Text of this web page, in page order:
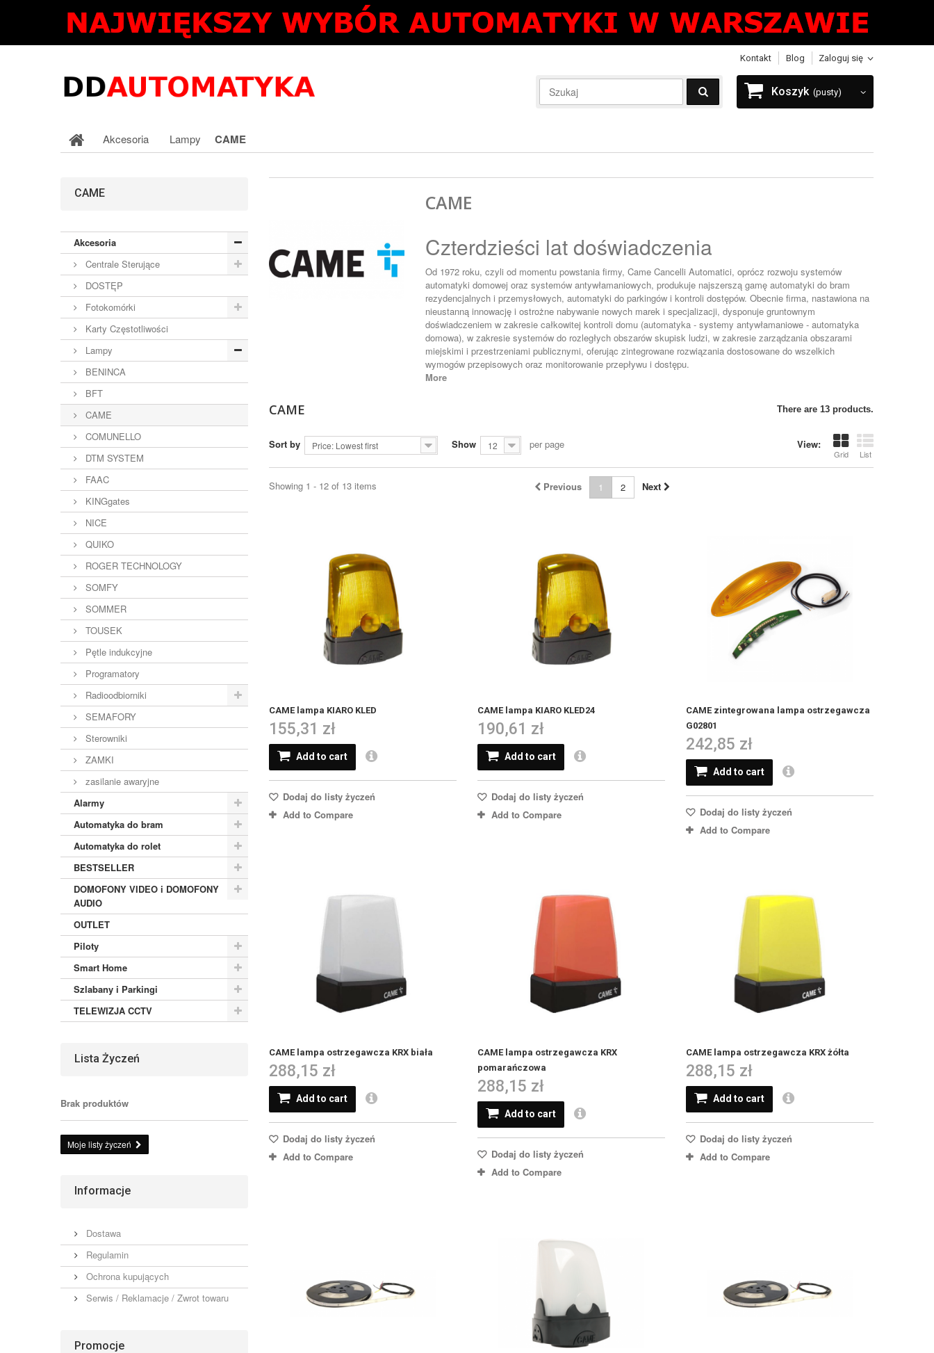
Zaloguj się
Kontakt Blog
Koszyk (pusty)
Akcesoria Lampy CAME
CAME
Czterdzieści lat doświadczenia
Od 1972 roku, czyli od momentu powstania firmy, Came Cancelli Automatici, oprócz rozwoju systemów
automatyki domowej oraz systemów antywłamaniowych, produkuje najszerszą gamę automatyki do bram
rezydencjalnych i przemysłowych, automatyki do parkingów i kontroli dostępów. Obecnie firma, nastawiona na
nieustanną innowację i ostrożne nabywanie nowych marek i specjalizacji, dysponuje gruntownym
doświadczeniem w zakresie całkowitej kontroli domu (automatyka - systemy antywłamaniowe - automatyka
domowa), w zakresie systemów do rozległych obszarów skupisk ludzi, w zakresie zarządzania obszarami
miejskimi i przestrzeniami publicznymi, oferując zintegrowane rozwiązania dostosowane do wszelkich
wymogów przepisowych oraz monitorowanie przepływu i dostępu.
More
CAME There are 13 products.
View:
Grid List
Sort by Price: Lowest first Show 12 per page
Previous 1 2 Next
Showing 1 - 12 of 13 items
CAME lampa KIARO KLED
155,31 zł
Add to cart
Dodaj do listy życzeń
Add to Compare
CAME lampa KIARO KLED24
190,61 zł
Add to cart
Dodaj do listy życzeń
Add to Compare
CAME zintegrowana lampa ostrzegawcza
G02801
242,85 zł
Add to cart
Dodaj do listy życzeń
Add to Compare
CAME lampa ostrzegawcza KRX biała
288,15 zł
Add to cart
Dodaj do listy życzeń
Add to Compare
CAME lampa ostrzegawcza KRX
pomarańczowa
288,15 zł
Add to cart
Dodaj do listy życzeń
Add to Compare
CAME lampa ostrzegawcza KRX żółta
288,15 zł
Add to cart
Dodaj do listy życzeń
Add to Compare
CAME
Akcesoria
Centrale Sterujące
DOSTĘP
Fotokomórki
Karty Częstotliwości
Lampy
BENINCA
BFT
CAME
COMUNELLO
DTM SYSTEM
FAAC
KINGgates
NICE
QUIKO
ROGER TECHNOLOGY
SOMFY
SOMMER
TOUSEK
Pętle indukcyjne
Programatory
Radioodbiorniki
SEMAFORY
Sterowniki
ZAMKI
zasilanie awaryjne
Alarmy
Automatyka do bram
Automatyka do rolet
BESTSELLER
DOMOFONY VIDEO i DOMOFONY
AUDIO
OUTLET
Piloty
Smart Home
Szlabany i Parkingi
TELEWIZJA CCTV
Lista Życzeń
Brak produktów
Moje listy życzeń
Informacje
Dostawa
Regulamin
Ochrona kupujących
Serwis / Reklamacje / Zwrot towaru
Promocje